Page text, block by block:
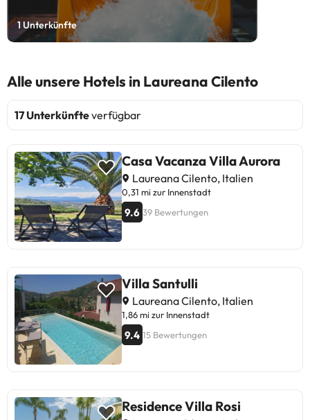
1 Unterkünfte
Alle unsere Hotels in Laureana Cilento
17 Unterkünfteverfügbar
Casa Vacanza Villa Aurora
Laureana Cilento, Italien
0,31 mi zur Innenstadt
9.6 39 Bewertungen
Villa Santulli
Laureana Cilento, Italien
1,86 mi zur Innenstadt
9.4 15 Bewertungen
Residence Villa Rosi